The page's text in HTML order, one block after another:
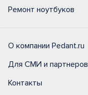
Ремонт ноутбуков
О компании Pedant.ru
Для СМИ и партнеров
Контакты